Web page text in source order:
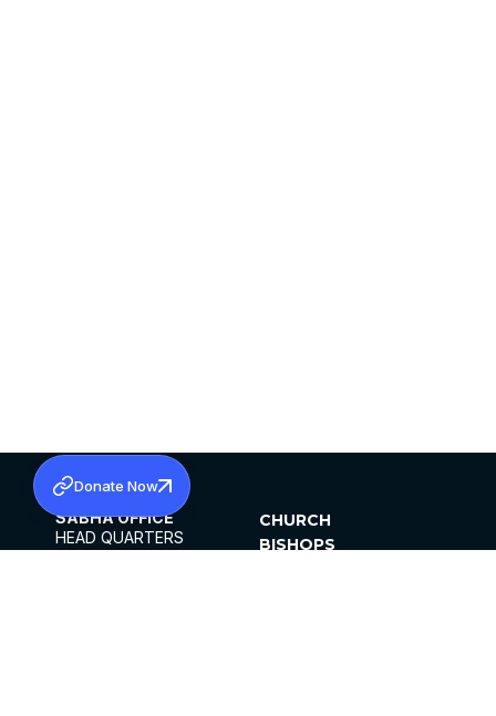
SABHA OFFICE
HEAD QUARTERS
CHURCH
BISHOPS
Donate Now